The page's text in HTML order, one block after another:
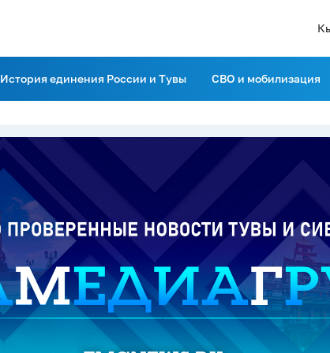
История единения России и Тувы СВО и мобилизация